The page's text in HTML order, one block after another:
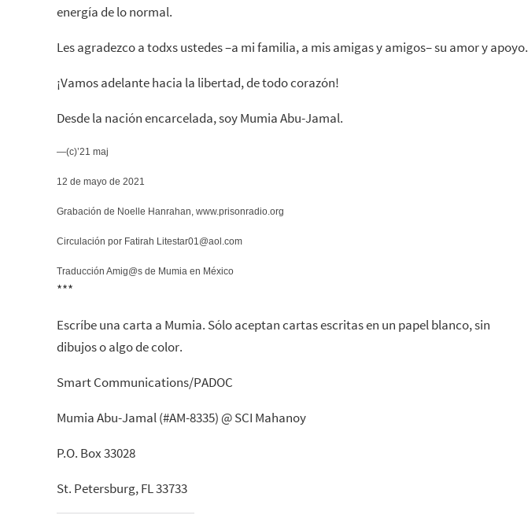
energía de lo normal.
Les agradezco a todxs ustedes –a mi familia, a mis amigas y amigos– su amor y apoyo.
¡Vamos adelante hacia la libertad, de todo corazón!
Desde la nación encarcelada, soy Mumia Abu-Jamal.
—(c)’21 maj
12 de mayo de 2021
Grabación de Noelle Hanrahan, www.prisonradio.org
Circulación por Fatirah Litestar01@aol.com
Traducción Amig@s de Mumia en México
***
Escríbe una carta a Mumia. Sólo aceptan cartas escritas en un papel blanco, sin
dibujos o algo de color.
Smart Communications/PADOC
Mumia Abu-Jamal (#AM-8335) @ SCI Mahanoy
P.O. Box 33028
St. Petersburg, FL 33733